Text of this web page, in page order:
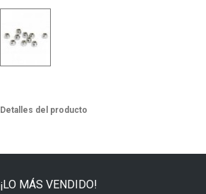
Detalles del producto
¡LO MÁS VENDIDO!